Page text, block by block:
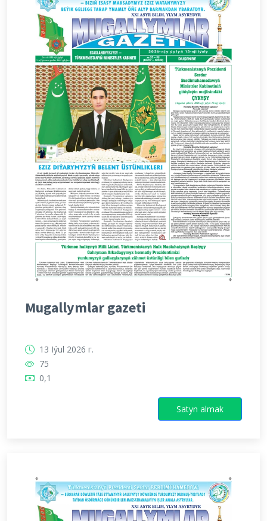
Mugallymlar gazeti
13 Iýul 2026 г.
75
0,1
Satyn almak